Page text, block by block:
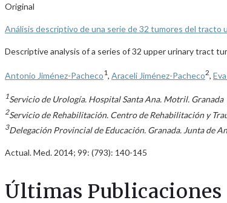
Original
Análisis descriptivo de una serie de 32 tumores del tracto
Descriptive analysis of a series of 32 upper urinary tract
Antonio Jiménez-Pacheco1 Araceli Jiménez-Pacheco2
1Servicio de Urología. Hospital Santa Ana. Motril. Granada
2Servicio de Rehabilitación. Centro de Rehabilitación y
3Delegación Provincial de Educación. Granada. Junta de
Actual. Med. 2014; 99: (793): 140-145
Últimas Publicaciones